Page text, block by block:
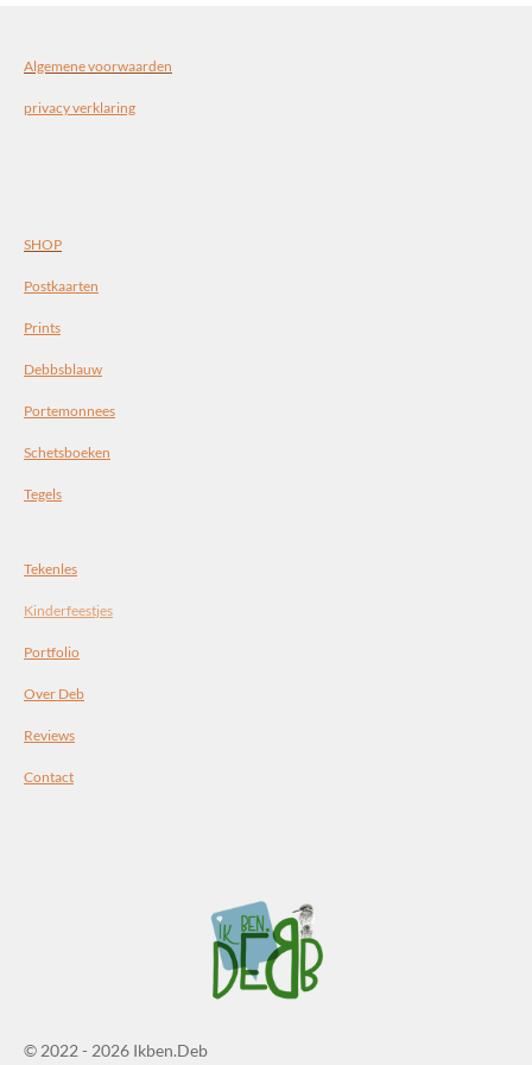
Algemene voorwaarden
privacy verklaring
SHOP
Postkaarten
Prints
Debbsblauw
Portemonnees
Schetsboeken
Tegels
Tekenles
Kinderfeestjes
Portfolio
Over Deb
Reviews
Contact
© 2022 - 2026 Ikben.Deb